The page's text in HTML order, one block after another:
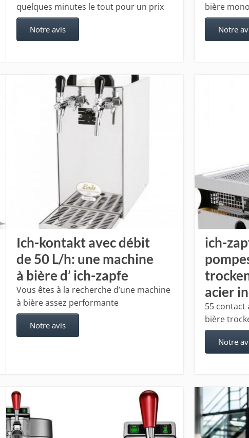
quelques minutes le tout pour un prix
Notre avis
bière
Notre
Ich-kontakt avec débit
de 50 L/h: une machine
à bière d’ ich-zapfe
Vous êtes à la recherche d’une machine
à bière assez performante
Notre avis
ich-
acier
55 contact
bière
Notre